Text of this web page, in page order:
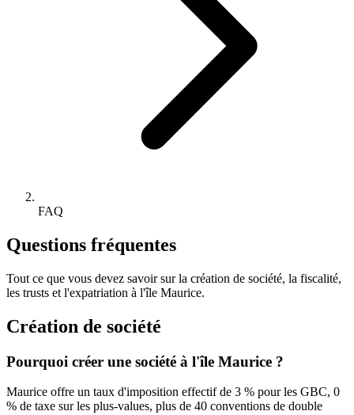
FAQ
Questions fréquentes
Tout ce que vous devez savoir sur la création de société, la fiscalité,
les trusts et l'expatriation à l'île Maurice.
Création de société
Pourquoi créer une société à l'île Maurice ?
Maurice offre un taux d'imposition effectif de 3 % pour les GBC, 0
% de taxe sur les plus-values, plus de 40 conventions de double